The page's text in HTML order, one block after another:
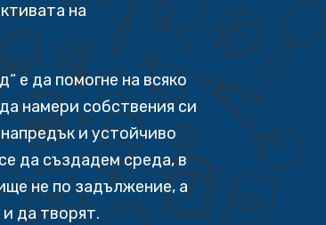
на
е да помогне на всяко
намери собствения си
и устойчиво
да създадем среда, в
не по задължение, а
да творят.